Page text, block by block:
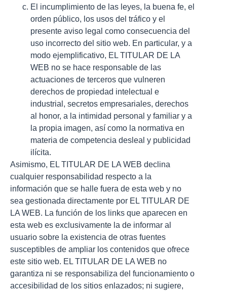
El incumplimiento de las leyes, la buena fe, el
orden público, los usos del tráfico y el
presente aviso legal como consecuencia del
uso incorrecto del sitio web. En particular, y a
modo ejemplificativo, EL TITULAR DE LA
WEB no se hace responsable de las
actuaciones de terceros que vulneren
derechos de propiedad intelectual e
industrial, secretos empresariales, derechos
al honor, a la intimidad personal y familiar y a
la propia imagen, así como la normativa en
materia de competencia desleal y publicidad
ilícita.
Asimismo, EL TITULAR DE LA WEB declina
cualquier responsabilidad respecto a la
información que se halle fuera de esta web y no
sea gestionada directamente por EL TITULAR DE
LA WEB. La función de los links que aparecen en
esta web es exclusivamente la de informar al
usuario sobre la existencia de otras fuentes
susceptibles de ampliar los contenidos que ofrece
este sitio web. EL TITULAR DE LA WEB no
garantiza ni se responsabiliza del funcionamiento o
accesibilidad de los sitios enlazados; ni sugiere,